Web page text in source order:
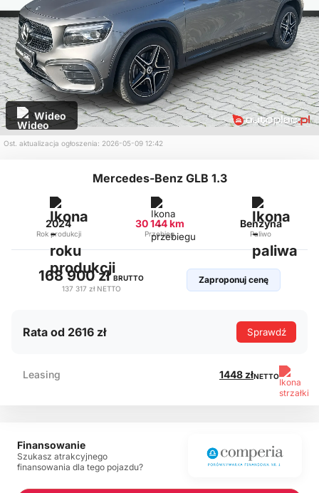
Wideo
Ost. aktualizacja ogłoszenia: 2026-05-09 12:42
Mercedes-Benz GLB 1.3
2024
Rok produkcji
30 144 km
Przebieg
Benzyna
Paliwo
168 900 złBRUTTO
137 317 zł NETTO
Zaproponuj cenę
Rata od 2616 zł Sprawdź
Leasing 1448 złNETTO
Finansowanie
Szukasz atrakcyjnego
finansowania dla tego pojazdu?